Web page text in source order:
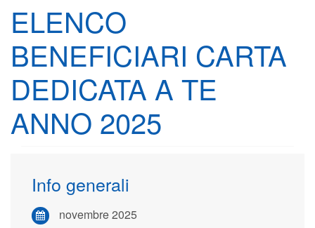
ELENCO
BENEFICIARI CARTA
DEDICATA A TE
ANNO 2025
Info generali
novembre 2025